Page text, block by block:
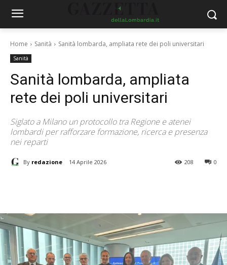
Home Sanità Sanità lombarda, ampliata rete dei poli universitari
Sanità
Sanità lombarda, ampliata
rete dei poli universitari
Siglato a Milano un protocollo tra Regione e atenei
lombardi per rafforzare formazione, ricerca e presenza
nei reparti
By redazione 14 Aprile 2026 0
208